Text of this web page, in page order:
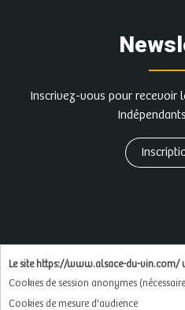
Inscrivez-vous pour recevoir
L'abus d'alcool est
consommer
Le site https://www.alsace-du-vin.com/
Cookies de session anonymes
Cookies de mesure d'audience